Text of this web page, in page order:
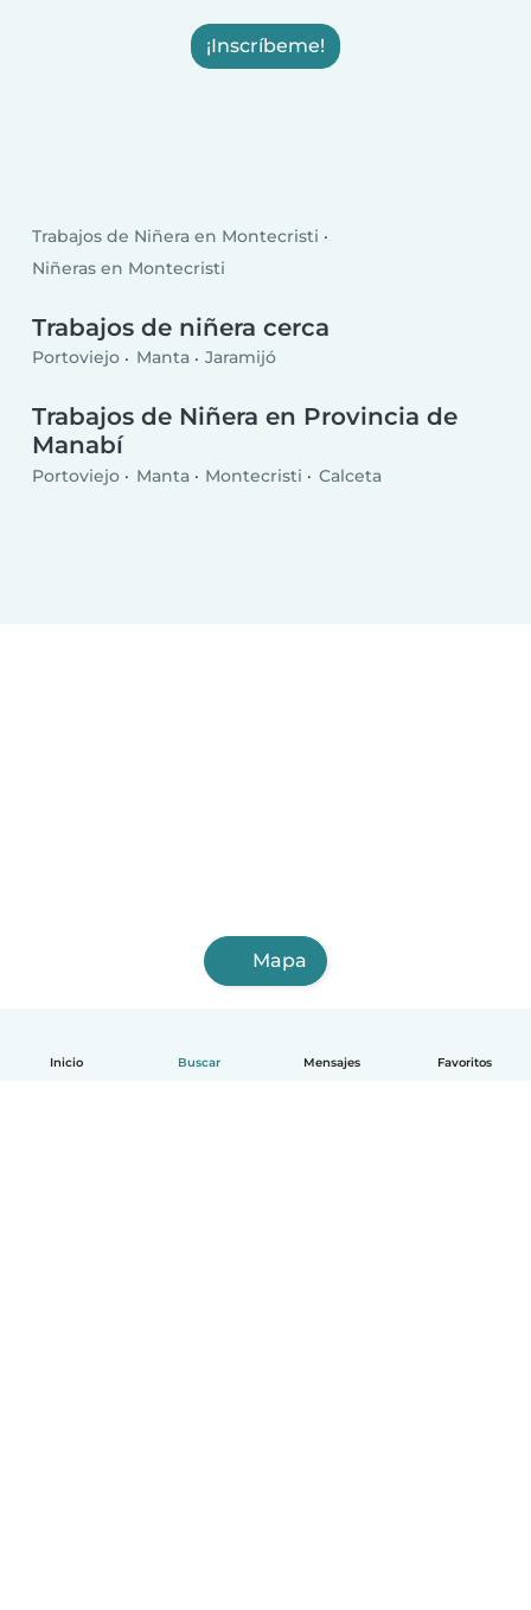
Inicio Buscar Mensajes Favoritos
¡Inscríbeme!
Trabajos de Niñera en Montecristi
Niñeras en Montecristi
Trabajos de niñera cerca
Portoviejo Manta Jaramijó
Trabajos de Niñera en Provincia de
Manabí
Portoviejo Manta Montecristi Calceta
Mapa